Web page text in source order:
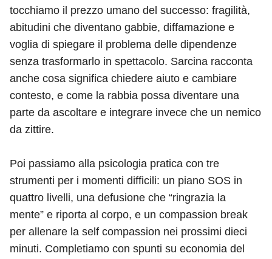
tocchiamo il prezzo umano del successo: fragilità,
abitudini che diventano gabbie, diffamazione e
voglia di spiegare il problema delle dipendenze
senza trasformarlo in spettacolo. Sarcina racconta
anche cosa significa chiedere aiuto e cambiare
contesto, e come la rabbia possa diventare una
parte da ascoltare e integrare invece che un nemico
da zittire.
Poi passiamo alla psicologia pratica con tre
strumenti per i momenti difficili: un piano SOS in
quattro livelli, una defusione che “ringrazia la
mente” e riporta al corpo, e un compassion break
per allenare la self compassion nei prossimi dieci
minuti. Completiamo con spunti su economia del